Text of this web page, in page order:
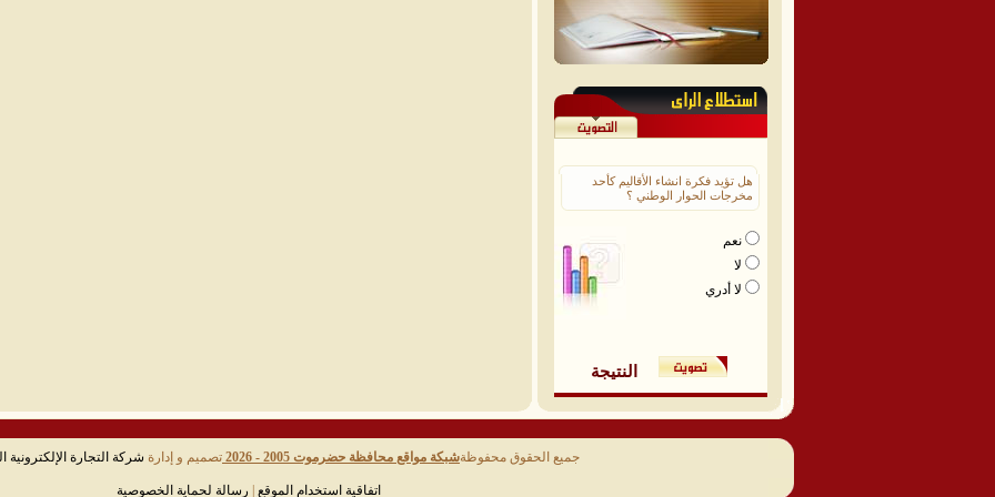
هل تؤيد فكرة انشاء الأقاليم كأحد
مخرجات الحوار الوطني ؟
نعم
لا
لا أدري
النتيجة
جميع الحقوق محفوظةشبكة مواقع محافظة حضرموت 2005 - 2026 تصميم و إدارة شركة التجارة الإلكترونية
اتفاقية استخدام الموقع رسالة لحماية الخصوصية